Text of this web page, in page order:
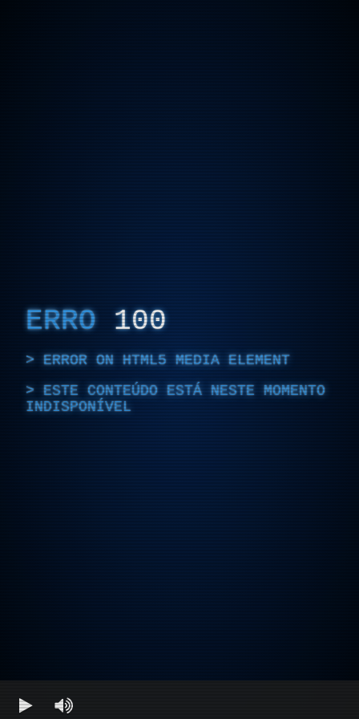
ERRO 100
ERROR ON HTML5 MEDIA ELEMENT
ESTE CONTEÚDO ESTÁ NESTE MOMENTO
INDISPONÍVEL